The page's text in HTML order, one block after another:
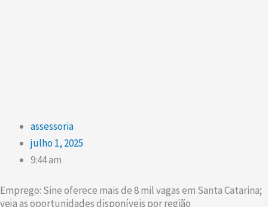
assessoria
julho 1, 2025
9:44 am
Emprego: Sine oferece mais de 8 mil vagas em Santa Catarina;
veja as oportunidades disponíveis por região